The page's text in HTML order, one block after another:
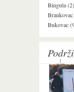
Bingula (2)
Bukovac